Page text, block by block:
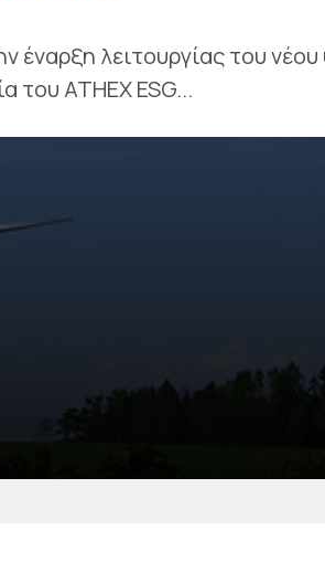
λειτουργίας του
του ATHEX ESG...